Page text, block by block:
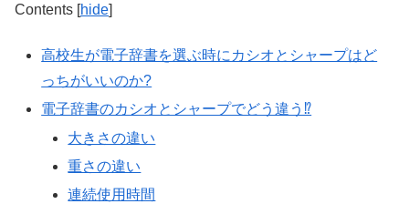
Contents [hide]
高校生が電子辞書を選ぶ時にカシオとシャープはど
っちがいいのか?
電子辞書のカシオとシャープでどう違う⁉
大きさの違い
重さの違い
連続使用時間